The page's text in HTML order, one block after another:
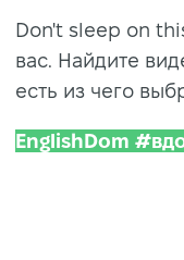
Don't sleep on
вас. Найдите
есть из чего
EnglishDom